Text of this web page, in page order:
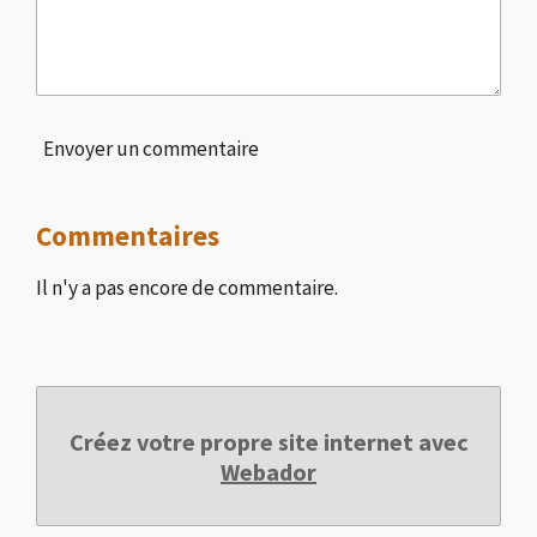
Envoyer un commentaire
Commentaires
Il n'y a pas encore de commentaire.
Créez votre propre site internet avec
Webador